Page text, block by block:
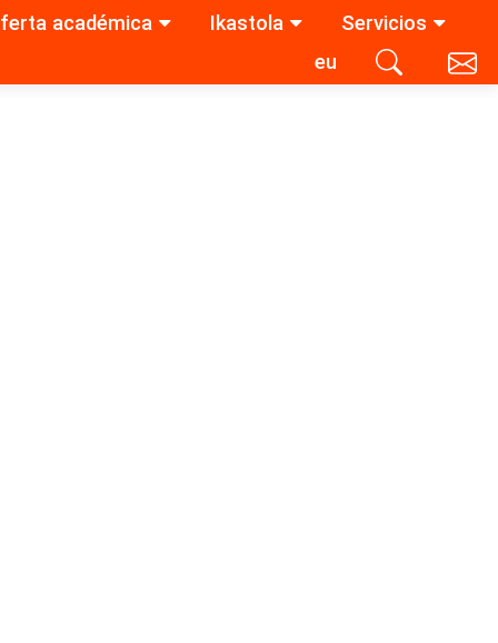
académica Ikastola
Servicios
eu
Buscar
Contacta con nosotros